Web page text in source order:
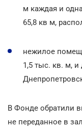
м каждая и
65,8 кв м,
нежилое
1,5 тыс. кв. м,
В Фонде обратили
не переданное в